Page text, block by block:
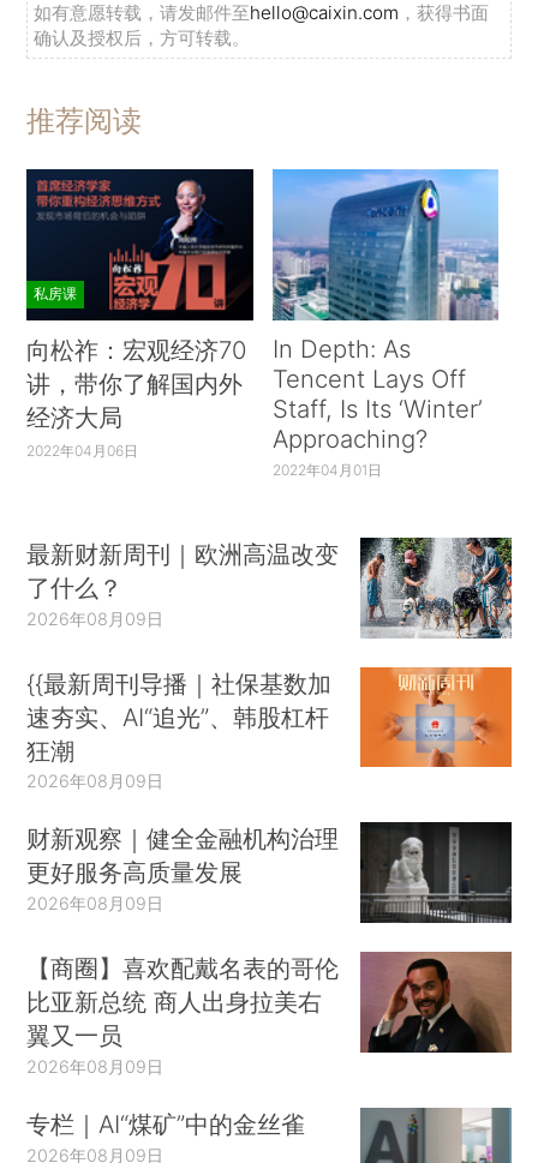
如有意愿转载，请发邮件至hello@caixin.com ，获得书面
确认及授权后，方可转载。
推荐阅读
私房课
向松祚：宏观经济70
讲，带你了解国内外
经济大局
2022年04月06日
In Depth: As
Tencent Lays Off
Staff, Is Its ‘Winter’
Approaching?
2022年04月01日
最新财新周刊｜欧洲高温改变
了什么？
2026年08月09日
{{最新周刊导播｜社保基数加
速夯实、AI“追光”、韩股杠杆
狂潮
2026年08月09日
财新观察｜健全金融机构治理
更好服务高质量发展
2026年08月09日
【商圈】喜欢配戴名表的哥伦
比亚新总统 商人出身拉美右
翼又一员
2026年08月09日
专栏｜AI“煤矿”中的金丝雀
2026年08月09日